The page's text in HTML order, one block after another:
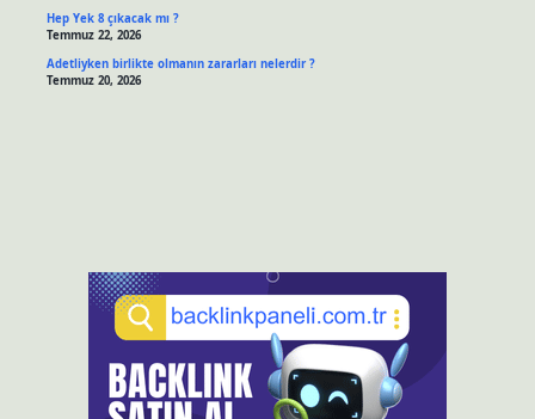
Hep Yek 8 çıkacak mı ?
Temmuz 22, 2026
Adetliyken birlikte olmanın zararları nelerdir ?
Temmuz 20, 2026